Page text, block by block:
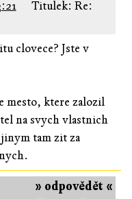
Titulek: Re:
clovece? Jste v
mesto, ktere zalozil
na svych vlastnich
tam zit za
» odpovědět «